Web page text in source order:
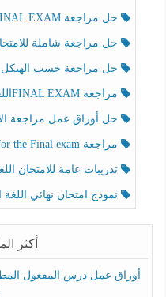
حل مراجعة FINAL EXAMاللغة الإنجليزية الصف الخامس الفصل الثالث
حل مراجعة شاملة للامتحان
حل مراجعة حسب الهيكل الوزاري
مراجعة FINAL EXAMاللغة الإنجليزية الصف الخامس الفصل الثالث
حل أوراق عمل مراجعة الاختبار
مراجعة Preparation for the Final exam اللغة الإنجليزية الصف الرابع الفصل الثالث
تدريبات عامة للامتحان
نموذج امتحان نهائي اللغة
أكثر
أوراق عمل درس المفعول